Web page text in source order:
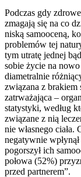
Podczas gdy
zmagają się na co
niską samooceną,
problemów tej
tym utratę jednej
sobie życie na
diametralnie
związana z brakiem
zatrważająca –
statystyki, według
związane z nią
nie własnego
negatywnie
pogorszył ich
połowa (52%)
przed partnerem”.